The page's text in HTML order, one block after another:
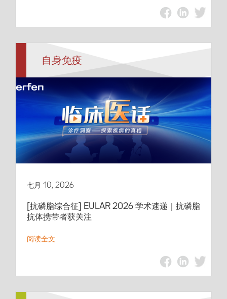
自身免疫
七月 10, 2026
[抗磷脂综合征] EULAR 2026 学术速递｜抗磷脂
抗体携带者获关注
阅读全文